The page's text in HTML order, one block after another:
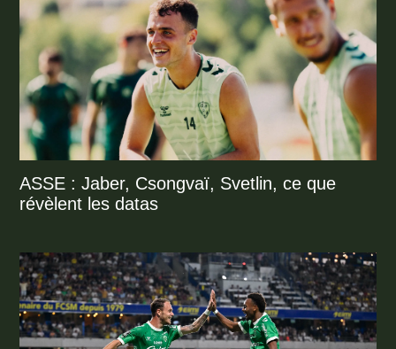
ASSE : Jaber, Csongvaï, Svetlin, ce que
révèlent les datas